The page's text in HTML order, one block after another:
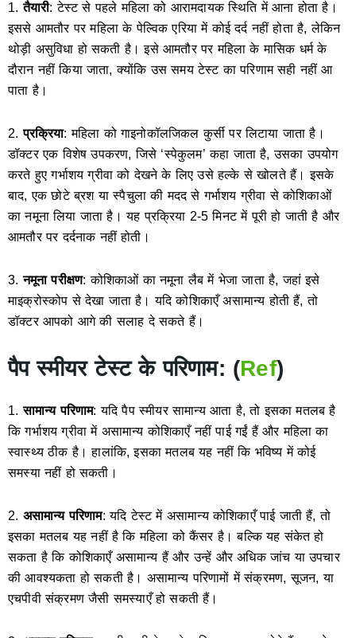
1.तैयारी: टेस्ट से पहले महिला को आरामदायक स्थिति में आना होता है।
इससे आमतौर पर महिला के पेल्विक एरिया में कोई दर्द नहीं होता है, लेकिन
थोड़ी असुविधा हो सकती है। इसे आमतौर पर महिला के मासिक धर्म के
दौरान नहीं किया जाता, क्योंकि उस समय टेस्ट का परिणाम सही नहीं आ
पाता है।
2.प्रक्रिया: महिला को गाइनोकॉलजिकल कुर्सी पर लिटाया जाता है।
डॉक्टर एक विशेष उपकरण, जिसे ‘स्पेकुलम’ कहा जाता है, उसका उपयोग
करते हुए गर्भाशय ग्रीवा को देखने के लिए उसे हल्के से खोलते हैं। इसके
बाद, एक छोटे ब्रश या स्पैचुला की मदद से गर्भाशय ग्रीवा से कोशिकाओं
का नमूना लिया जाता है। यह प्रक्रिया 2-5 मिनट में पूरी हो जाती है और
आमतौर पर दर्दनाक नहीं होती।
3.नमूना परीक्षण: कोशिकाओं का नमूना लैब में भेजा जाता है, जहां इसे
माइक्रोस्कोप से देखा जाता है। यदि कोशिकाएँ असामान्य होती हैं, तो
डॉक्टर आपको आगे की सलाह दे सकते हैं।
पैप स्मीयर टेस्ट के परिणाम: (Ref)
1.सामान्य परिणाम: यदि पैप स्मीयर सामान्य आता है, तो इसका मतलब है
कि गर्भाशय ग्रीवा में असामान्य कोशिकाएँ नहीं पाई गईं हैं और महिला का
स्वास्थ्य ठीक है। हालांकि, इसका मतलब यह नहीं कि भविष्य में कोई
समस्या नहीं हो सकती।
2. असामान्य परिणाम: यदि टेस्ट में असामान्य कोशिकाएँ पाई जाती हैं, तो
इसका मतलब यह नहीं है कि महिला को कैंसर है। बल्कि यह संकेत हो
सकता है कि कोशिकाएँ असामान्य हैं और उन्हें और अधिक जांच या उपचार
की आवश्यकता हो सकती है। असामान्य परिणामों में संक्रमण, सूजन, या
एचपीवी संक्रमण जैसी समस्याएँ हो सकती हैं।